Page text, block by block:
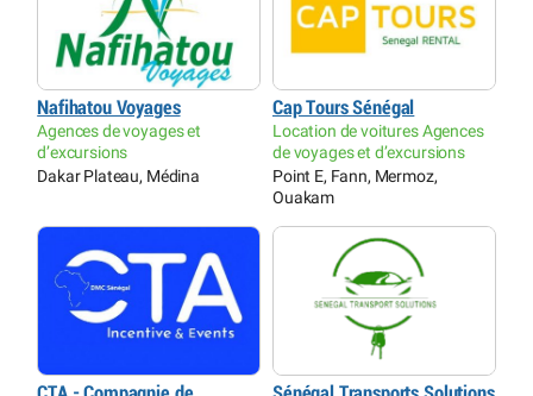
Nafihatou Voyages
Agences de voyages et
d’excursions
Dakar Plateau, Médina
Cap Tours Sénégal
Location de voitures Agences
de voyages et d’excursions
Point E, Fann, Mermoz,
Ouakam